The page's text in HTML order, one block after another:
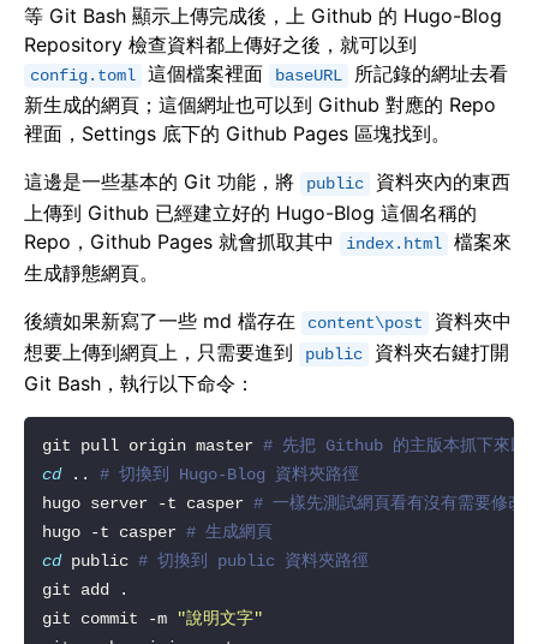
等 Git Bash 顯示上傳完成後，上 Github 的 Hugo-Blog
Repository 檢查資料都上傳好之後，就可以到
config.toml 這個檔案裡面 baseURL
所記錄的網址去看
新生成的網頁；這個網址也可以到 Github 對應的 Repo
裡面，Settings 底下的 Github Pages 區塊找到。
這邊是一些基本的 Git 功能，將
public
資料夾內的東西
上傳到 Github 已經建立好的 Hugo-Blog 這個名稱的
Repo，Github Pages 就會抓取其中
index.html
檔案來
生成靜態網頁。
後續如果新寫了一些 md 檔存在
content\post
資料夾中
想要上傳到網頁上，只需要進到
public
資料夾右鍵打開
Git Bash，執行以下命令：
git pull origin master # 先把 Github 的主版本抓下來以
cd .. # 切換到 Hugo-Blog 資料夾路徑
hugo server -t casper # 一樣先測試網頁看有沒有需要修改
hugo -t casper # 生成網頁
cd public # 切換到 public 資料夾路徑
git commit -m
"說明文字"